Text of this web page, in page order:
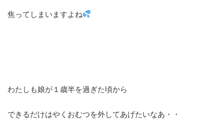
焦ってしまいますよね
わたしも娘が１歳半を過ぎた頃から
できるだけはやくおむつを外してあげたいなあ・・